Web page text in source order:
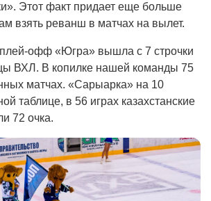
Этот факт придает еще больше
взять реванш в матчах на вылет.
офф «Югра» вышла с 7 строчки
ВХЛ. В копилке нашей команды 75
матчах. «Сарыарка» на 10
таблице, в 56 играх казахстанские
72 очка.